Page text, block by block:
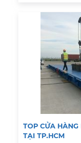
TOP CỬA
TẠI TP.HCM